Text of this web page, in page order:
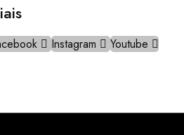
Instagram Youtube